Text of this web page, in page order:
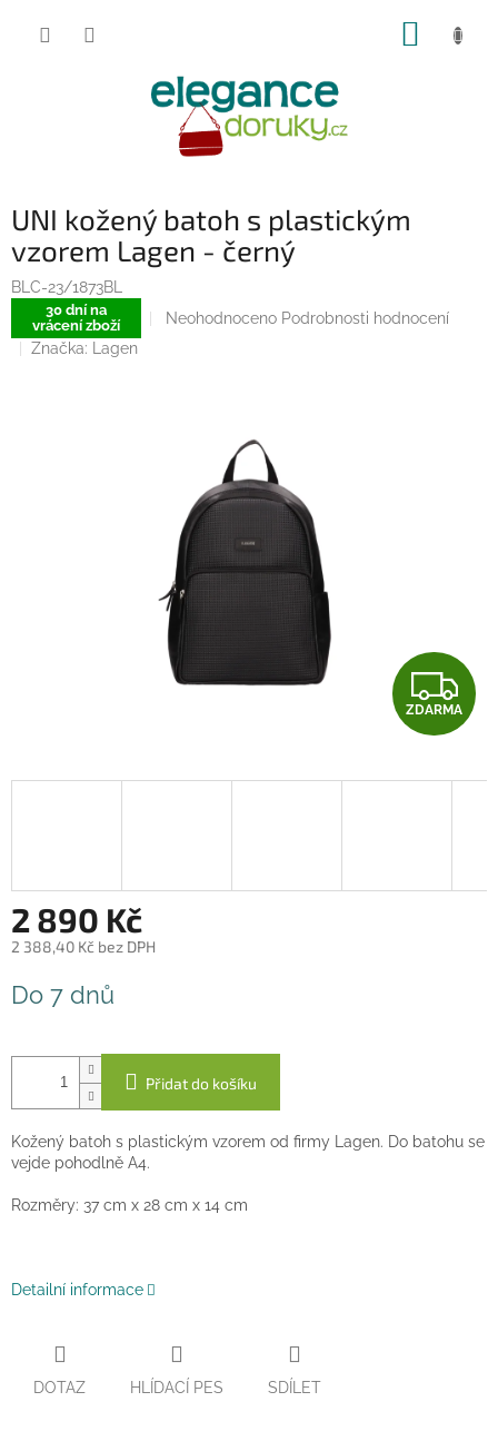
UNI kožený batoh s plastickým
vzorem Lagen - černý
BLC-23/1873BL
30 dní na
vrácení zboží
Průměrné
hvězdiček.
Neohodnoceno Podrobnosti hodnocení
Značka: Lagen
Z
D
A
ZDARMA
2 890 Kč
2 388,40 Kč bez DPH
cena:
Do 7 dnů
Přidat do košíku
Kožený batoh s plastickým vzorem od firmy Lagen. Do batohu se
vejde pohodlně A4.
Rozměry: 37 cm x 28 cm x 14 cm
Detailní informace
DOTAZ HLÍDACÍ PES SDÍLET